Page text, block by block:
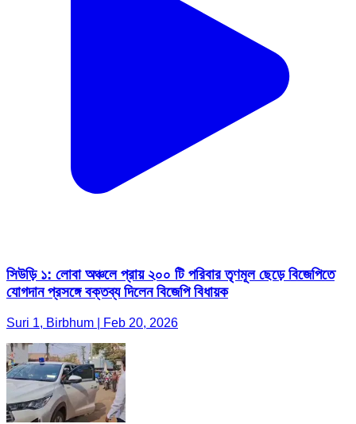
সিউড়ি ১: লোবা অঞ্চলে প্রায় ২০০ টি পরিবার তৃণমূল ছেড়ে বিজেপিতে
যোগদান প্রসঙ্গে বক্তব্য দিলেন বিজেপি বিধায়ক
Suri 1, Birbhum | Feb 20, 2026